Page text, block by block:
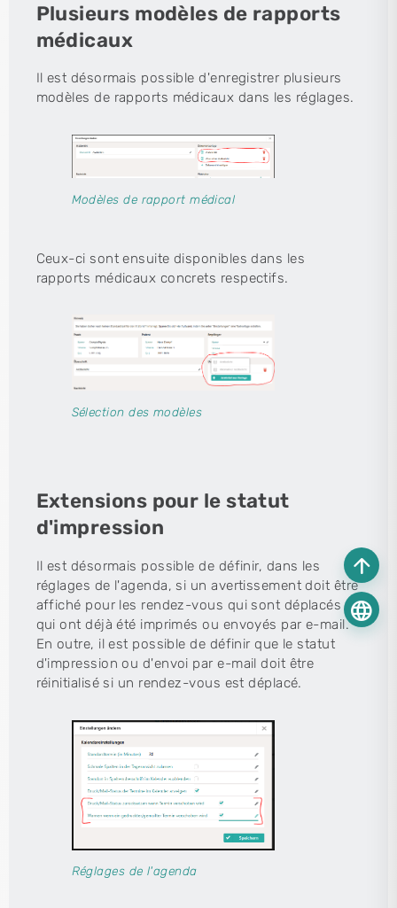
arrow_upward
language
Plusieurs modèles de rapports
médicaux
Il est désormais possible d'enregistrer plusieurs
modèles de rapports médicaux dans les réglages.
Modèles de rapport médical
Ceux-ci sont ensuite disponibles dans les
rapports médicaux concrets respectifs.
Sélection des modèles
Extensions pour le statut
d'impression
Il est désormais possible de définir, dans les
réglages de l'agenda, si un avertissement doit être
affiché pour les rendez-vous qui sont déplacés et
qui ont déjà été imprimés ou envoyés par e-mail.
En outre, il est possible de définir que le statut
d'impression ou d'envoi par e-mail doit être
réinitialisé si un rendez-vous est déplacé.
Réglages de l'agenda